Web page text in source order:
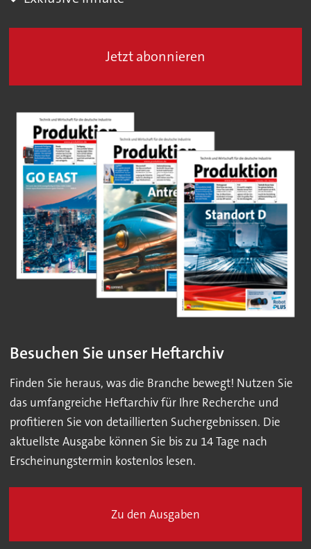
Jetzt abonnieren
Besuchen Sie unser Heftarchiv
Finden Sie heraus, was die Branche bewegt! Nutzen Sie
das umfangreiche Heftarchiv für Ihre Recherche und
profitieren Sie von detaillierten Suchergebnissen. Die
aktuellste Ausgabe können Sie bis zu 14 Tage nach
Erscheinungstermin kostenlos lesen.
Zu den Ausgaben